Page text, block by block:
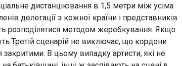
дистанціювання в 1,5 метри між усіма
делегації з кожної країни і представників
розподілятися методом жеребкування. Якщо
сценарій не виключає, що кордони
В цьому випадку артисти, які не